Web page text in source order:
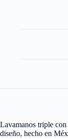
Lavamanos triple
diseño, hecho en